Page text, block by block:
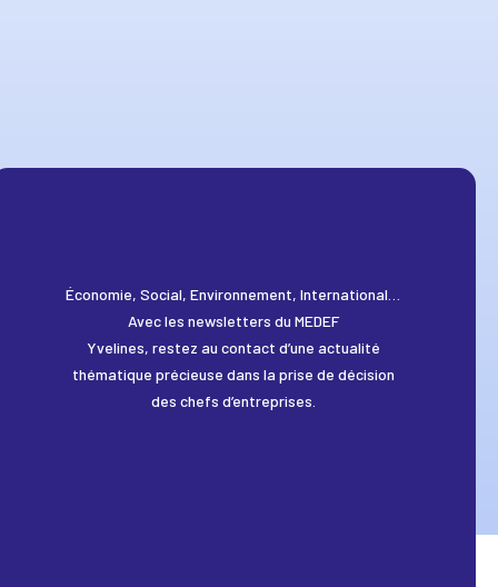
Économie, Social, Environnement, International…
Avec les newsletters du MEDEF
Yvelines, restez au contact d’une actualité
thématique précieuse dans la prise de décision
des chefs d’entreprises.